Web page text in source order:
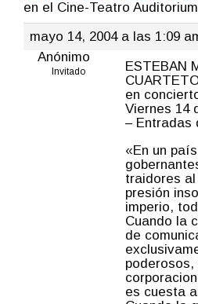
en el Cine-Teatro Auditorium
mayo 14, 2004 a las 1:09
Anónimo
Invitado
ESTEBAN
en
Viernes 14
– Entradas
«En un
traidores
presión
imperio,
Cuando la
de
poderosos,
es cuesta